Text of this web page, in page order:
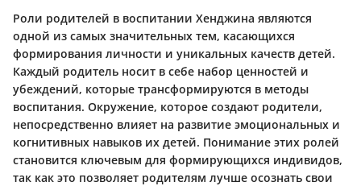
Роли родителей в воспитании Хенджина являются
одной из самых значительных тем, касающихся
формирования личности и уникальных качеств детей.
Каждый родитель носит в себе набор ценностей и
убеждений, которые трансформируются в методы
воспитания. Окружение, которое создают родители,
непосредственно влияет на развитие эмоциональных и
когнитивных навыков их детей. Понимание этих ролей
становится ключевым для формирующихся индивидов,
так как это позволяет родителям лучше осознать свои